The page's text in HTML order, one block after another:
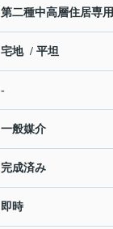
第二種中高層住居専用
宅地 / 平坦
-
一般媒介
完成済み
即時